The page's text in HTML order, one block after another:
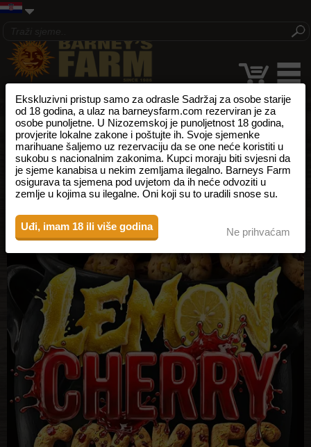
Ekskluzivni pristup samo za odrasle Sadržaj za osobe starije
od 18 godina, a ulaz na barneysfarm.com rezerviran je za
osobe punoljetne. U Nizozemskoj je punoljetnost 18 godina,
provjerite lokalne zakone i poštujte ih. Svoje sjemenke
marihuane šaljemo uz rezervaciju da se one neće koristiti u
sukobu s nacionalnim zakonima. Kupci moraju biti svjesni da
je sjeme kanabisa u nekim zemljama ilegalno. Barneys Farm
osigurava ta sjemena pod uvjetom da ih neće odvoziti u
zemlje u kojima su ilegalne. Oni koji su to uradili snose su.
Uđi, imam 18 ili više godina Ne prihvaćam